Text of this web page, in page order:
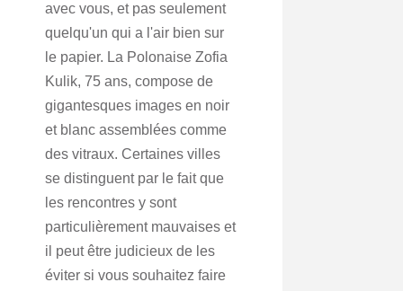
avec vous, et pas seulement
quelqu'un qui a l'air bien sur
le papier. La Polonaise Zofia
Kulik, 75 ans, compose de
gigantesques images en noir
et blanc assemblées comme
des vitraux. Certaines villes
se distinguent par le fait que
les rencontres y sont
particulièrement mauvaises et
il peut être judicieux de les
éviter si vous souhaitez faire